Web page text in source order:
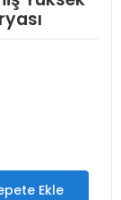
Ekle